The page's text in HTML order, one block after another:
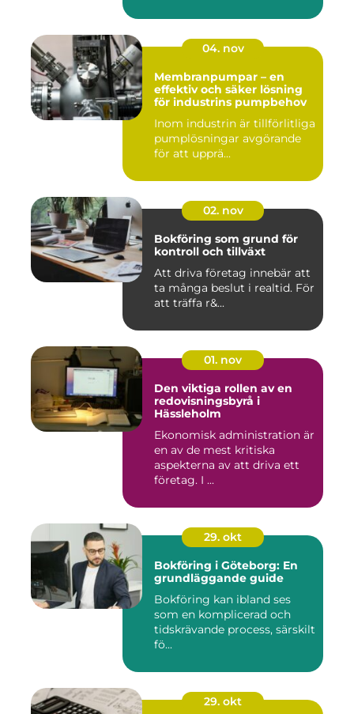
04. nov
Membranpumpar – en
effektiv och säker lösning
för industrins pumpbehov
Inom industrin är tillförlitliga
pumplösningar avgörande
för att upprä...
02. nov
Bokföring som grund för
kontroll och tillväxt
Att driva företag innebär att
ta många beslut i realtid. För
att träffa r&...
01. nov
Den viktiga rollen av en
redovisningsbyrå i
Hässleholm
Ekonomisk administration är
en av de mest kritiska
aspekterna av att driva ett
företag. I ...
29. okt
Bokföring i Göteborg: En
grundläggande guide
Bokföring kan ibland ses
som en komplicerad och
tidskrävande process, särskilt
fö...
29. okt